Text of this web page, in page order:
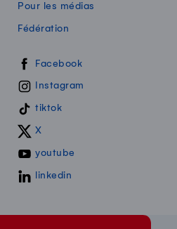
Pour les médias
Fédération
Swissmilk sur les réseaux sociaux
Facebook
Instagram
tiktok
X
youtube
linkedin